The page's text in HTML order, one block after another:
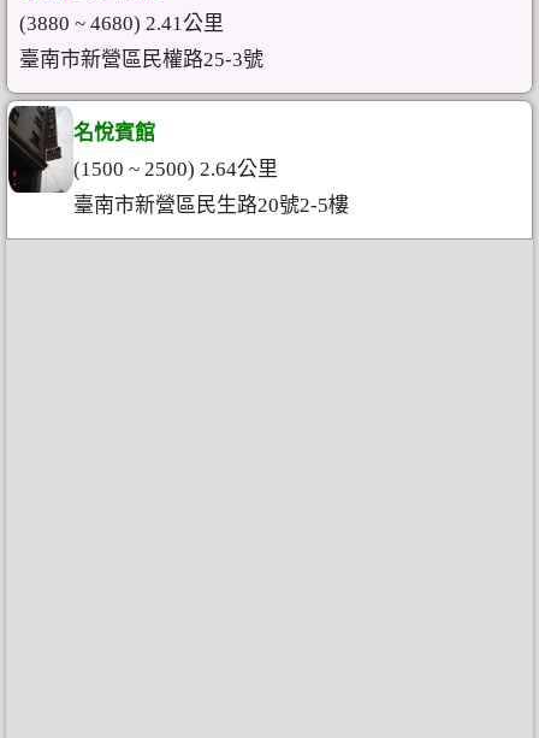
(3880 ~ 4680) 2.41公里
臺南市新營區民權路25-3號
名悅賓館
(1500 ~ 2500) 2.64公里
臺南市新營區民生路20號2-5樓